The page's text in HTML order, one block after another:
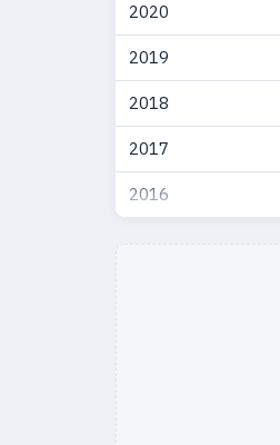
1999
1998
1997
1996
2020
2019
2018
2017
2016